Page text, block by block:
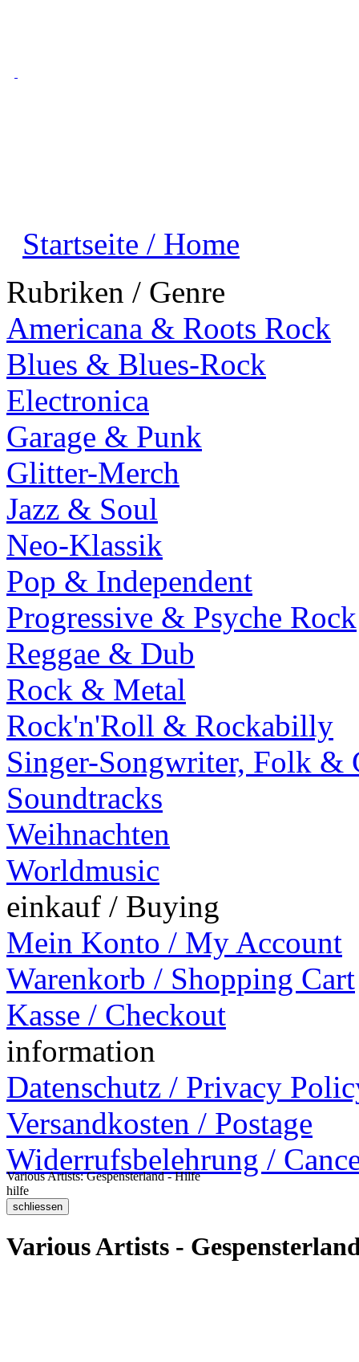
Startseite / Home
Rubriken / Genre
Americana & Roots Rock
Blues & Blues-Rock
Electronica
Garage & Punk
Glitter-Merch
Jazz & Soul
Neo-Klassik
Pop & Independent
Progressive & Psyche Rock
Reggae & Dub
Rock & Metal
Rock'n'Roll & Rockabilly
Singer-Songwriter, Folk &
Soundtracks
Weihnachten
Worldmusic
einkauf / Buying
Mein Konto / My Account
Warenkorb / Shopping Cart
Kasse / Checkout
information
Datenschutz / Privacy
Versandkosten / Postage
Widerrufsbelehrung /
Various Artists: Gespensterland - Hilfe
hilfe
Various Artists -